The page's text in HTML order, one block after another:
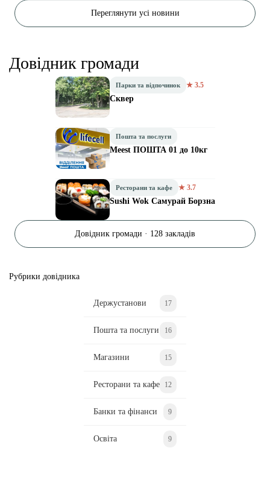
Переглянути усі новини
Довідник громади
Парки та відпочинок ★ 3.5
Сквер
Пошта та послуги
Meest ПОШТА 01 до 10кг
Ресторани та кафе ★ 3.7
Sushi Wok Самурай Борзна
Довідник громади · 128 закладів
Рубрики довідника
Держустанови 17
Пошта та послуги 16
Магазини 15
Ресторани та кафе 12
Банки та фінанси 9
Освіта 9